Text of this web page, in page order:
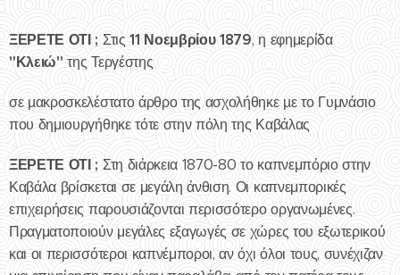
ΞΕΡΕΤΕ ΟΤΙ ; Στις11 Νοεμβρίου 1879, η εφημερίδα
"Κλειώ"της Τεργέστης
σε µακροσκελέστατο άρθρο της ασχολήθηκε µε το Γυμνάσιο
που δημιουργήθηκε τότε στην πόλη της Καβάλας
ΞΕΡΕΤΕ ΟΤΙ ; Στη διάρκεια 1870-80 το καπνεμπόριο στην
Καβάλα βρίσκεται σε μεγάλη άνθιση. Οι καπνεμπορικές
επιχειρήσεις παρουσιάζονται περισσότερο οργανωμένες.
Πραγματοποιούν μεγάλες εξαγωγές σε χώρες του εξωτερικού
και οι περισσότεροι καπνέμποροι, αν όχι όλοι τους, συνέχιζαν